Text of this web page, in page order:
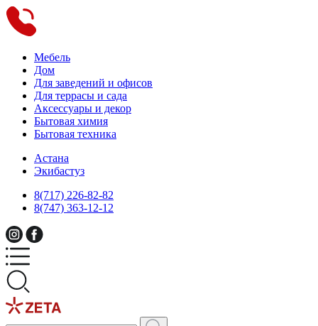
Мебель
Дом
Для заведений и офисов
Для террасы и сада
Аксессуары и декор
Бытовая химия
Бытовая техника
Астана
Экибастуз
8(717) 226-82-82
8(747) 363-12-12